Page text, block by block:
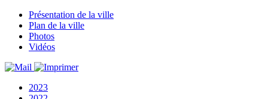
Présentation de la ville
Plan de la ville
Photos
Vidéos
2023